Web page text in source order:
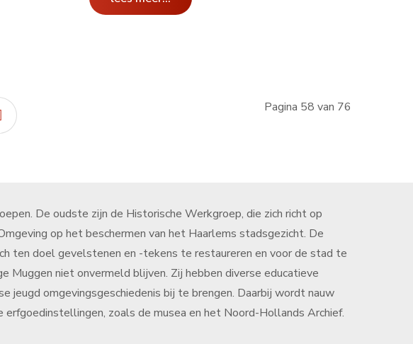
Pagina 58 van 76
De oudste zijn de Historische Werkgroep, die zich richt op
op het beschermen van het Haarlems stadsgezicht. De
ten doel gevelstenen en -tekens te restaureren en voor de stad te
Muggen niet onvermeld blijven. Zij hebben diverse educatieve
jeugd omgevingsgeschiedenis bij te brengen. Daarbij wordt nauw
zoals de musea en het Noord-Hollands Archief.